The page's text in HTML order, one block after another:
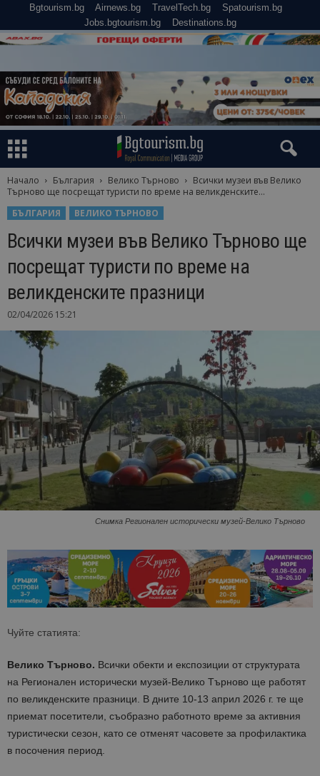
Bgtourism.bg Airnews.bg TravelTech.bg
Spatourism.bg
Jobs.bgtourism.bg
Destinations.bg
Начало България Велико Търново
Всички музеи във Велико
Търново ще посрещат туристи по време на великденските...
БЪЛГАРИЯ
ВЕЛИКО ТЪРНОВО
Всички музеи във Велико Търново ще
посрещат туристи по време на
великденските празници
02/04/2026 15:21
Снимка Регионален исторически музей-Велико Търново
Чуйте статията:
Велико Търново. Всички обекти и експозиции от структурата
на Регионален исторически музей-Велико Търново ще работят
по великденските празници. В дните 10-13 април 2026 г. те ще
приемат посетители, съобразно работното време за активния
туристически сезон, като се отменят часовете за профилактика
в посочения период.